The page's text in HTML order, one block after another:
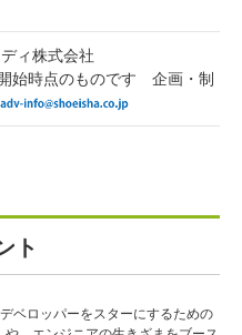
ィ株式会社
始時点のものです 企画・制
ト
ベロッパーをスターにするための